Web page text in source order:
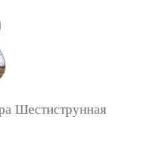
Шестиструнная